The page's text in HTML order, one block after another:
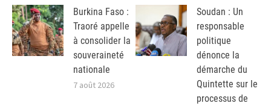
Burkina Faso :
Traoré appelle
à consolider la
souveraineté
nationale
7 août 2026
Soudan : Un
responsable
politique
dénonce la
démarche du
Quintette sur le
processus de